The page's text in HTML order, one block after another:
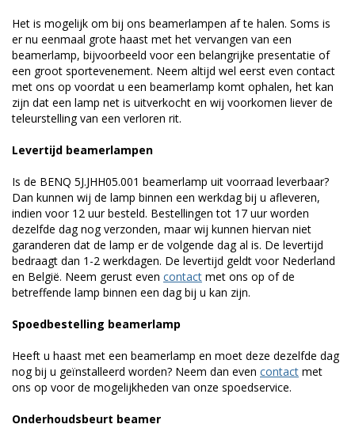
Het is mogelijk om bij ons beamerlampen af te halen. Soms is
er nu eenmaal grote haast met het vervangen van een
beamerlamp, bijvoorbeeld voor een belangrijke presentatie of
een groot sportevenement. Neem altijd wel eerst even contact
met ons op voordat u een beamerlamp komt ophalen, het kan
zijn dat een lamp net is uitverkocht en wij voorkomen liever de
teleurstelling van een verloren rit.
Levertijd beamerlampen
Is de BENQ 5J.JHH05.001 beamerlamp uit voorraad leverbaar?
Dan kunnen wij de lamp binnen een werkdag bij u afleveren,
indien voor 12 uur besteld. Bestellingen tot 17 uur worden
dezelfde dag nog verzonden, maar wij kunnen hiervan niet
garanderen dat de lamp er de volgende dag al is. De levertijd
bedraagt dan 1-2 werkdagen. De levertijd geldt voor Nederland
en België. Neem gerust even contact met ons op of de
betreffende lamp binnen een dag bij u kan zijn.
Spoedbestelling beamerlamp
Heeft u haast met een beamerlamp en moet deze dezelfde dag
nog bij u geïnstalleerd worden? Neem dan even contact met
ons op voor de mogelijkheden van onze spoedservice.
Onderhoudsbeurt beamer